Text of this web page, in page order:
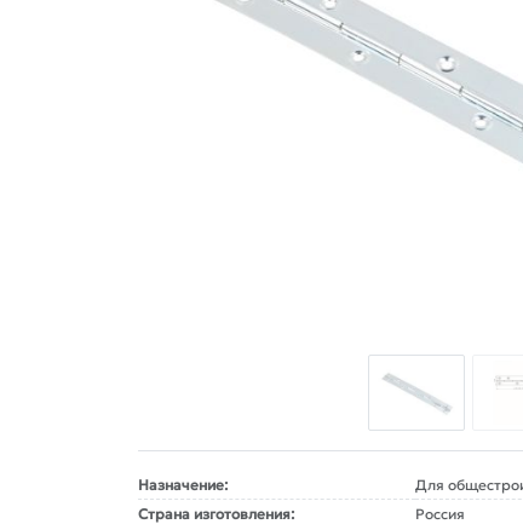
Назначение:
Для
Страна изготовления:
Россия